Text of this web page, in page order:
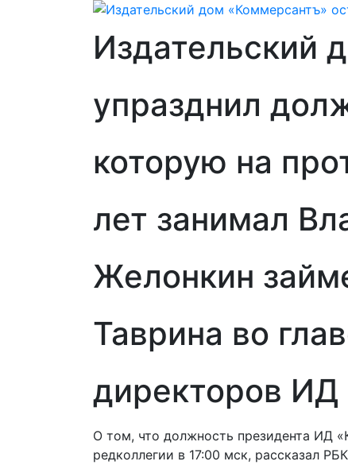
Издательский
упразднил
которую на
лет занимал
Желонкин
Таврина во
директоров ИД
О том, что должность президента ИД
редколлегии в 17:00 мск​, рассказал